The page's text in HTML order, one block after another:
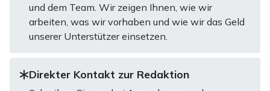
und dem Team. Wir zeigen Ihnen, wie wir
arbeiten, was wir vorhaben und wie wir das Geld
unserer Unterstützer einsetzen.
Direkter Kontakt zur Redaktion